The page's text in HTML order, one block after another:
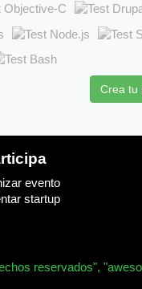
Crea tu
evento
startup
reservados",